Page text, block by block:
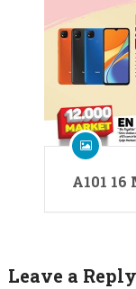
A101
Leave a Reply